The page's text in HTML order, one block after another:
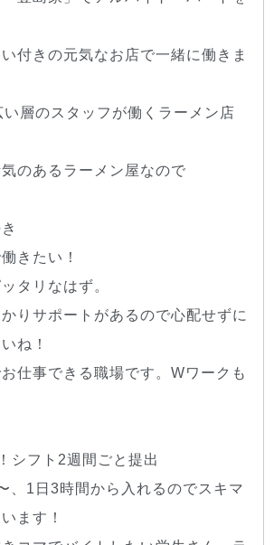
付きの元気なお店で一緒に働きま
層のスタッフが働くラーメン店
のあるラーメン屋なので
きたい！
タリなはず。
りサポートがあるので心配せずに
ね！
仕事できる職場です。Wワークも
シフト2週間ごと提出
、1日3時間から入れるのでスキマ
ます！